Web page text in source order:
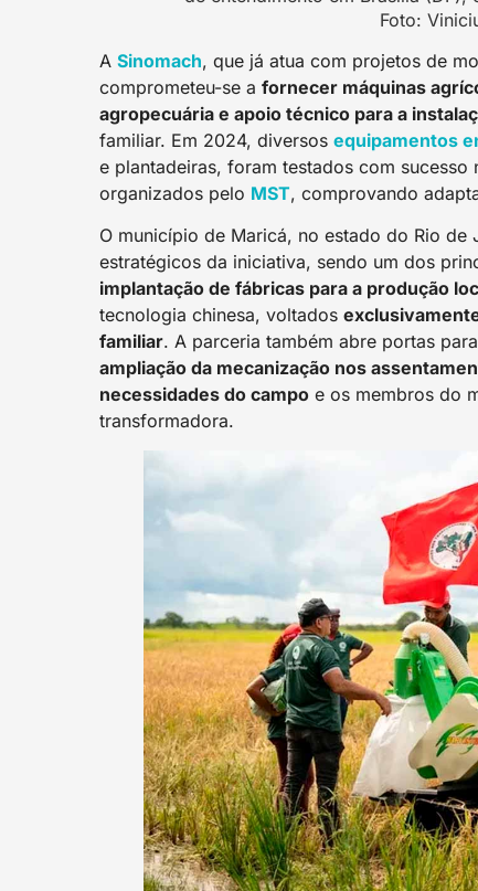
Foto:
A Sinomach, que já atua com projetos de
comprometeu-se a fornecer máquinas
agropecuária e apoio técnico para a
familiar. Em 2024, diversos equipamentos
e plantadeiras, foram testados com sucesso
organizados pelo MST, comprovando
O município de Maricá, no estado do Rio
estratégicos da iniciativa, sendo um dos
implantação de fábricas para a produção
tecnologia chinesa, voltados
familiar. A parceria também abre portas para
ampliação da mecanização nos
necessidades do campo e os membros do
transformadora.